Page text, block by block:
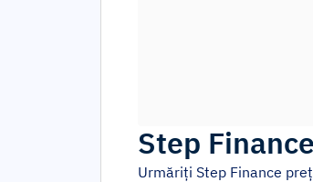
Step Finance
Urmăriți Step Finance